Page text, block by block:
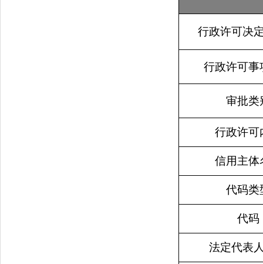
行政许可决
行政许可事
审批类
行政许可
信用主体
代码类
代码
法定代表